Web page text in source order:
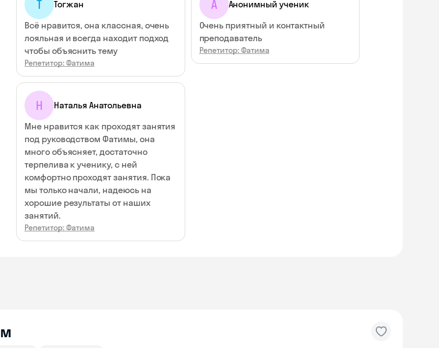
Т
Тогжан
Всё нравится, она классная, очень
лояльная и всегда находит подход
чтобы объяснить тему
Репетитор: Фатима
Н
Наталья Анатольевна
Мне нравится как проходят занятия
под руководством Фатимы, она
много объясняет, достаточно
терпелива к ученику, с ней
комфортно проходят занятия. Пока
мы только начали, надеюсь на
хорошие результаты от наших
занятий.
Репетитор: Фатима
А
Анонимный ученик
Очень приятный и контактный
преподаватель
Репетитор: Фатима